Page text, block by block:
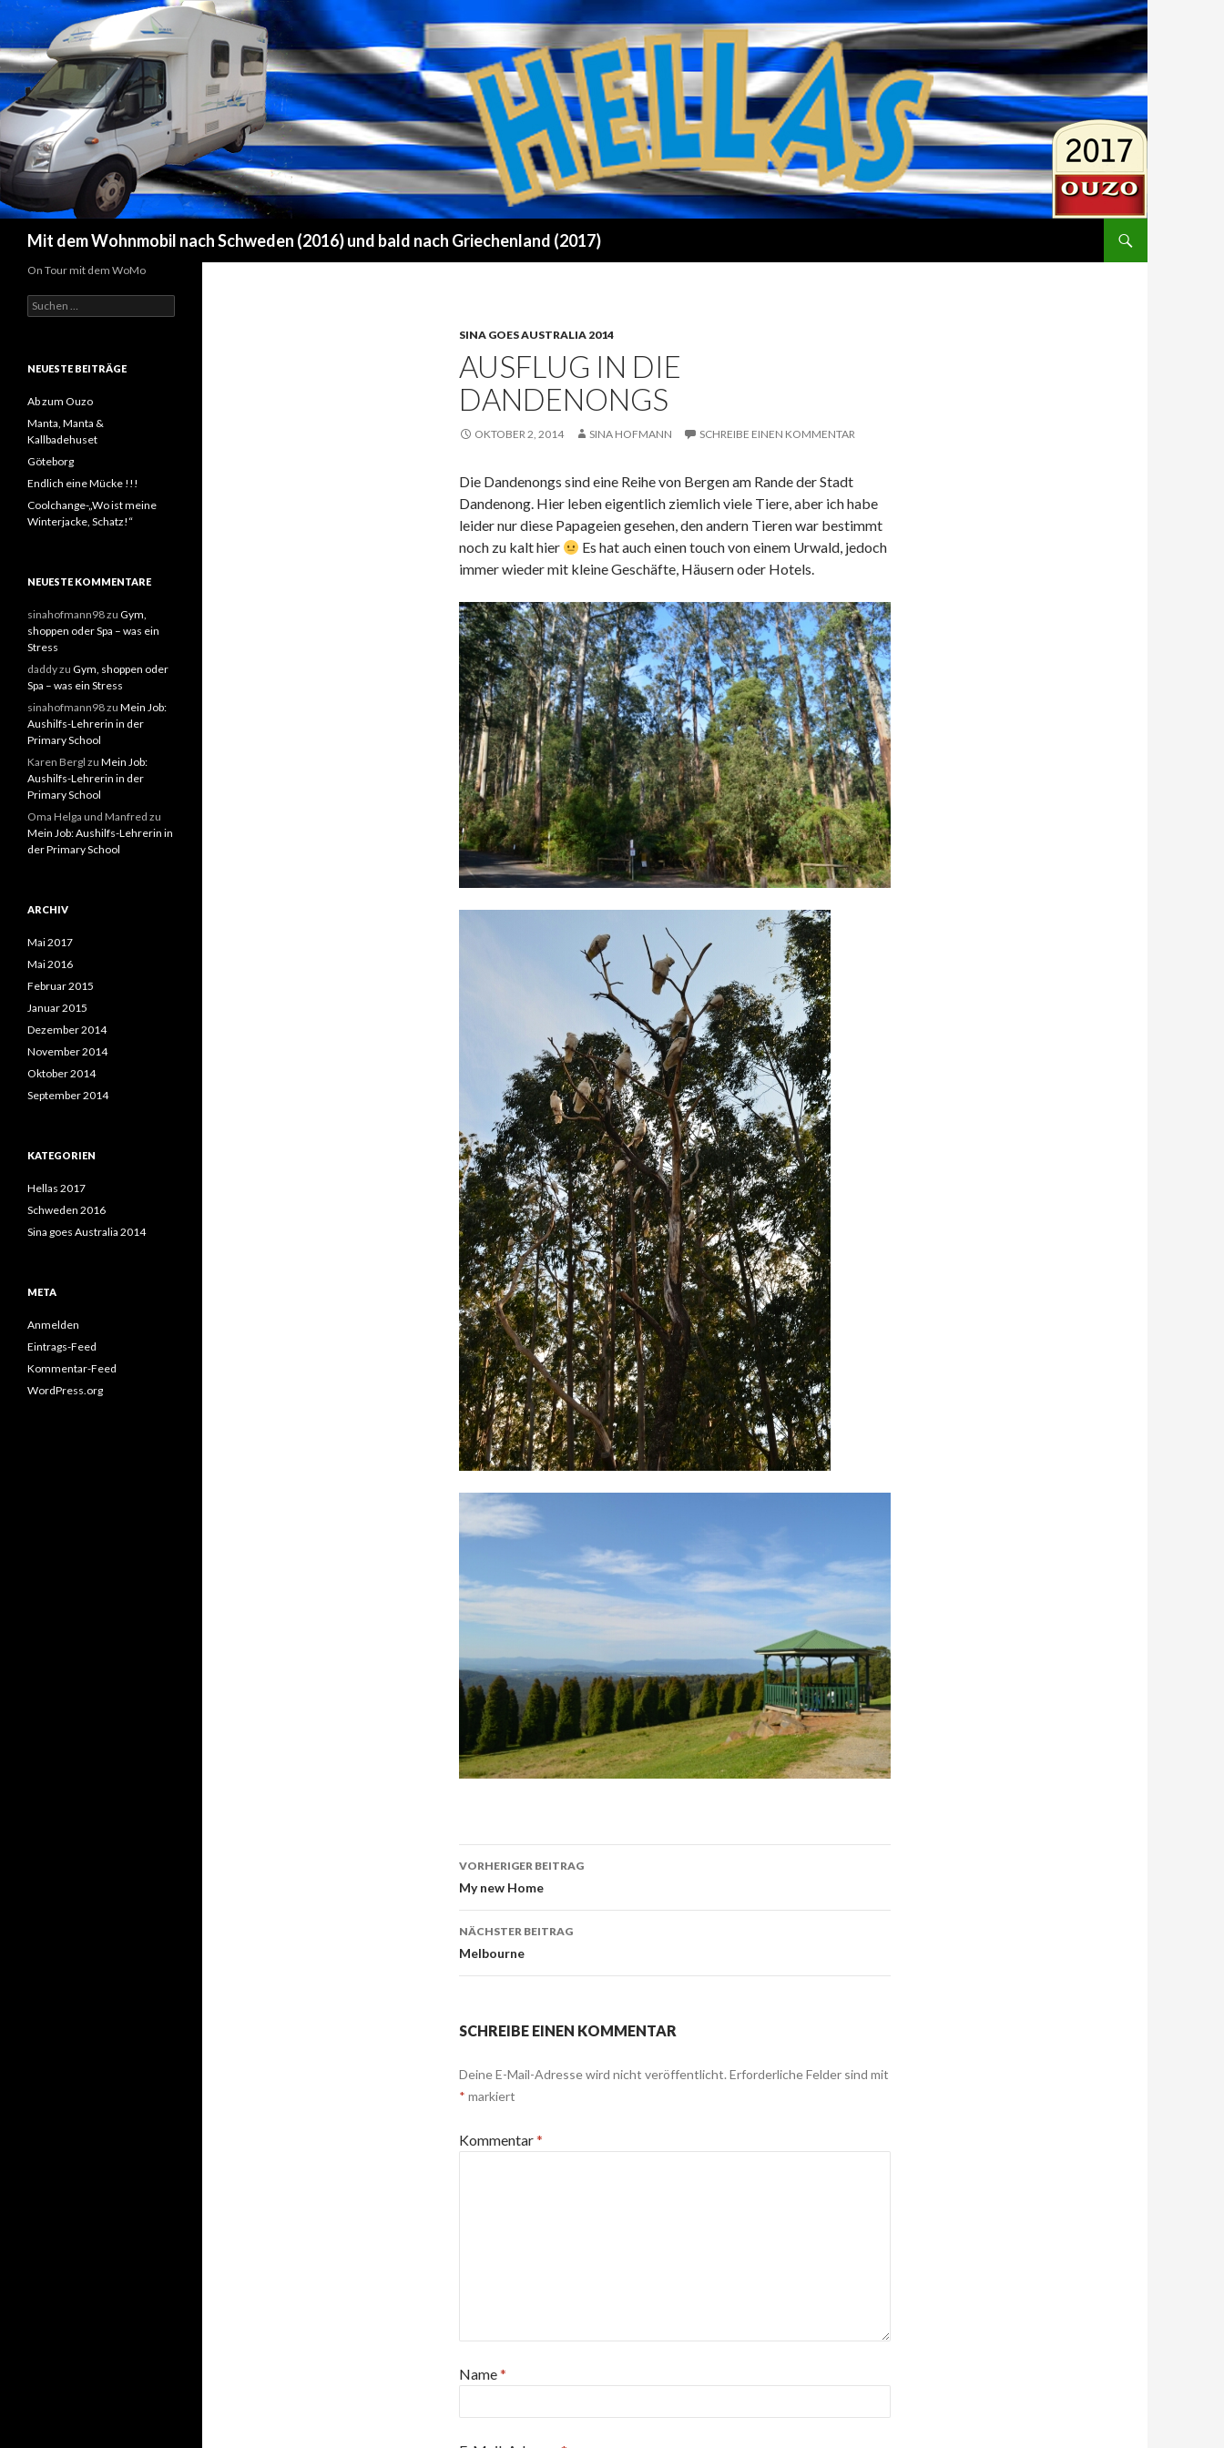
Mit dem Wohnmobil nach Schweden (2016) und bald nach Griechenland (2017)
SINA GOES AUSTRALIA 2014
AUSFLUG IN DIE
DANDENONGS
OKTOBER 2, 2014 SINA HOFMANN SCHREIBE EINEN KOMMENTAR
Die Dandenongs sind eine Reihe von Bergen am Rande der Stadt
Dandenong. Hier leben eigentlich ziemlich viele Tiere, aber ich habe
leider nur diese Papageien gesehen, den andern Tieren war bestimmt
noch zu kalt hier
Es hat auch einen touch von einem Urwald, jedoch
immer wieder mit kleine Geschäfte, Häusern oder Hotels.
Beitrags-
Navigation
VORHERIGER BEITRAG
My new Home
NÄCHSTER BEITRAG
Melbourne
SCHREIBE EINEN KOMMENTAR
Deine E-Mail-Adresse wird nicht veröffentlicht. Erforderliche Felder sind mit
* markiert
Kommentar*
Name*
On Tour mit dem WoMo
Suchen
nach:
NEUESTE BEITRÄGE
Ab zum Ouzo
Manta, Manta &
Kallbadehuset
Göteborg
Endlich eine Mücke !!!
Coolchange-„Wo ist meine
Winterjacke, Schatz!“
NEUESTE KOMMENTARE
sinahofmann98zu Gym,
shoppen oder Spa – was ein
Stress
daddyzu Gym, shoppen oder
Spa – was ein Stress
sinahofmann98zu Mein Job:
Aushilfs-Lehrerin in der
Primary School
Karen Bergl zu Mein Job:
Aushilfs-Lehrerin in der
Primary School
Oma Helga und Manfred zu
Mein Job: Aushilfs-Lehrerin in
der Primary School
ARCHIV
Mai 2017
Mai 2016
Februar 2015
Januar 2015
Dezember 2014
November 2014
Oktober 2014
September 2014
KATEGORIEN
Hellas 2017
Schweden 2016
Sina goes Australia 2014
META
Anmelden
Eintrags-Feed
Kommentar-Feed
WordPress.org